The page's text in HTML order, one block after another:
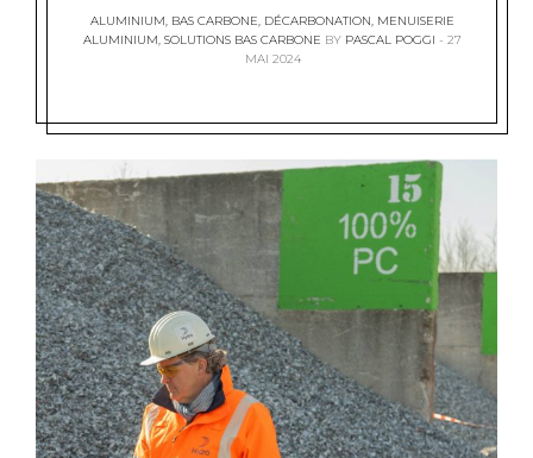
ALUMINIUM, BAS CARBONE, DÉCARBONATION, MENUISERIE
ALUMINIUM, SOLUTIONS BAS CARBONE BY PASCAL POGGI
27
MAI 2024